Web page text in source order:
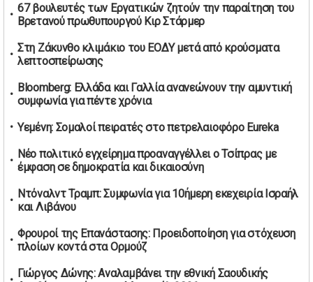
Καύσιμα αεροσκαφών: Διαβεβαιώσεις ΕΕ για επάρκεια
01/05/2026 | 19:54
Βελόπουλος: Κριτική σε πολιτικούς αρχηγούς για
δηλώσεις την Πρωτομαγιά
01/05/2026 | 19:33
Υπερβολική ταχύτητα στο Αλιβέρι οδήγησε σε σύλληψη
38χρονου οδηγού
01/05/2026 | 19:12
Υποψηφιότητες για τις εκλογές νέας διοίκησης του ΑΟ
Νέων Στύρων
01/05/2026 | 15:57
– Πάνω από 350 συλλήψεις
01/05/2026 | 13:20
Μήνυμα σεβασμού από τη Μπιλμπάο προς ΠΑΟΚ και τιμή
67 βουλευτές των Εργατικών ζητούν την παραίτηση του
Βρετανού πρωθυπουργού Κιρ Στάρμερ
Στη Ζάκυνθο κλιμάκιο του ΕΟΔΥ μετά από κρούσματα
λεπτοσπείρωσης
Bloomberg: Ελλάδα και Γαλλία ανανεώνουν την αμυντική
συμφωνία για πέντε χρόνια
Υεμένη: Σομαλοί πειρατές στο πετρελαιοφόρο Eureka
Νέο πολιτικό εγχείρημα προαναγγέλλει ο Τσίπρας με
έμφαση σε δημοκρατία και δικαιοσύνη
Ντόναλντ Τραμπ: Συμφωνία για 10ήμερη εκεχειρία Ισραήλ
και Λιβάνου
Φρουροί της Επανάστασης: Προειδοποίηση για στόχευση
πλοίων κοντά στα Ορμούζ
Γιώργος Δώνης: Αναλαμβάνει την εθνική Σαουδικής